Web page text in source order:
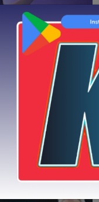
Namlı’ya
tartışmasını